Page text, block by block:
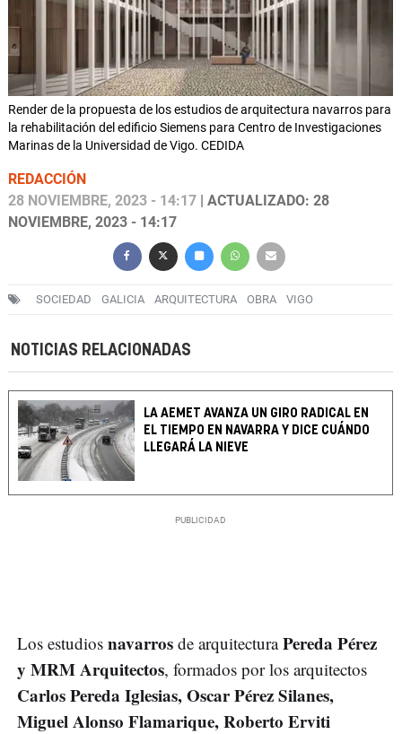
Render de la propuesta de los estudios de arquitectura navarros para
la rehabilitación del edificio Siemens para Centro de Investigaciones
Marinas de la Universidad de Vigo. CEDIDA
REDACCIÓN
28 NOVIEMBRE, 2023 - 14:17 | ACTUALIZADO: 28
NOVIEMBRE, 2023 - 14:17
SOCIEDAD GALICIA ARQUITECTURA OBRA VIGO
NOTICIAS RELACIONADAS
LA AEMET AVANZA UN GIRO RADICAL EN
EL TIEMPO EN NAVARRA Y DICE CUÁNDO
LLEGARÁ LA NIEVE
Los estudios navarros de arquitecturaPereda Pérez
y MRM Arquitectos, formados por los arquitectos
Carlos Pereda Iglesias, Oscar Pérez Silanes,
Miguel Alonso Flamarique, Roberto Erviti